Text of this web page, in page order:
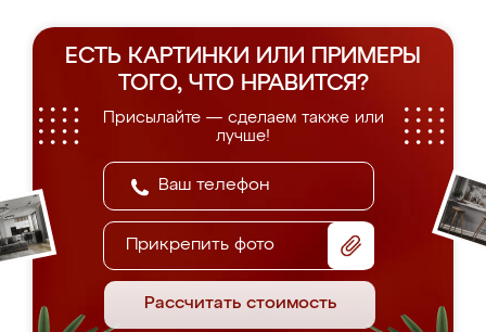
ЕСТЬ КАРТИНКИ ИЛИ ПРИМЕРЫ
ТОГО, ЧТО НРАВИТСЯ?
Присылайте — сделаем также или
лучше!
Прикрепить фото
Рассчитать стоимость